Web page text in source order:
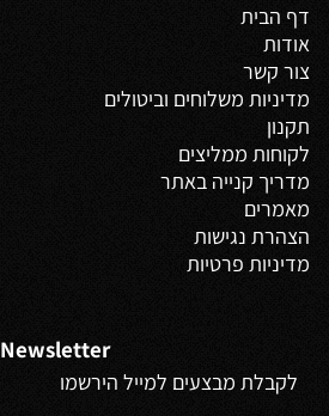
דף הבית
אודות
צור קשר
מדיניות משלוחים וביטולים
תקנון
לקוחות ממליצים
מדריך קנייה באתר
מאמרים
הצהרת נגישות
מדיניות פרטיות
Newsletter
לקבלת מבצעים למייל הירשמו